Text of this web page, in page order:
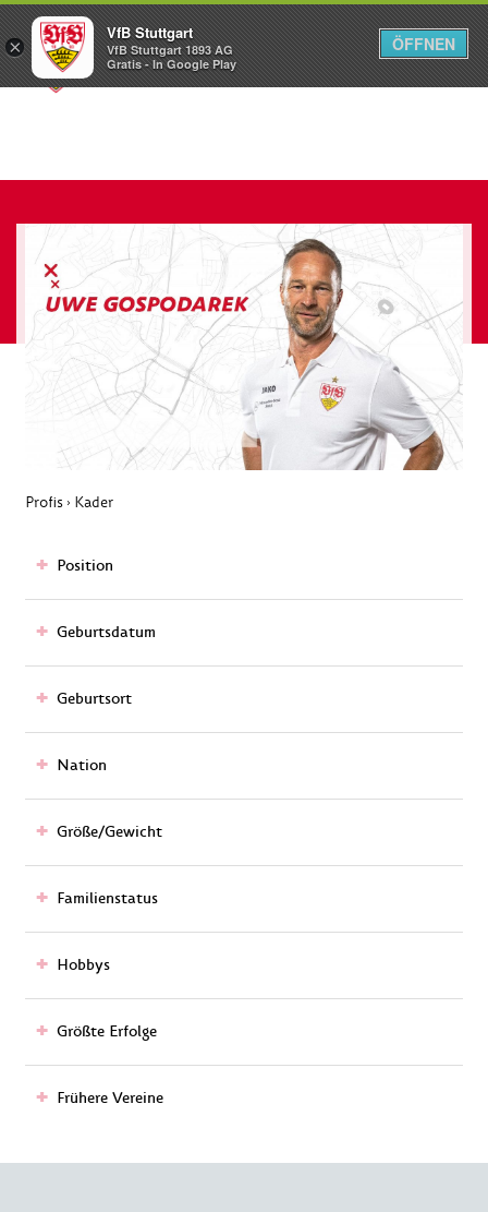
Menü
Profis › Kader
Position
Geburtsdatum
Geburtsort
Nation
Größe/Gewicht
Familienstatus
Hobbys
Größte Erfolge
Frühere Vereine
×
VfB Stuttgart
VfB Stuttgart 1893 AG
Gratis - In Google Play
ÖFFNEN